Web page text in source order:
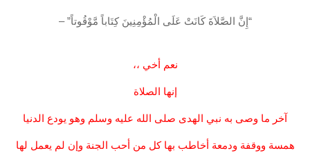
“إِنَّ الصَّلاَةَ كَانَتْ عَلَى الْمُؤْمِنِينَ كِتَاباً مَّوْقُوتاً” –
نعم أخي ،،
إنها الصلاة
آخر ما وصى به نبي الهدى صلى الله عليه وسلم وهو يودع الدنيا
همسة ووقفة ودمعة أخاطب بها كل من أحب الجنة وإن لم يعمل لها